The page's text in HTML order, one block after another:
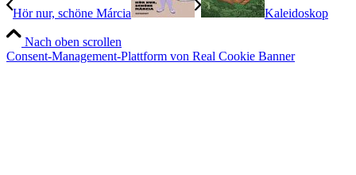
Hör nur, schöne Márcia Kaleidoskop
Nach oben scrollen
Consent-Management-Plattform von Real Cookie Banner